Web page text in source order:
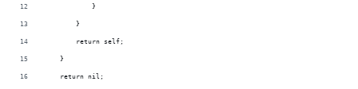
            }
        }
        return self;
    }
    return nil;